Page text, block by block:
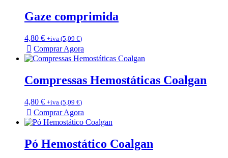
Gaze comprimida
4,80 € +iva (5,09 €)
Comprar Agora
Compressas Hemostáticas Coalgan
4,80 € +iva (5,09 €)
Comprar Agora
Pó Hemostático Coalgan